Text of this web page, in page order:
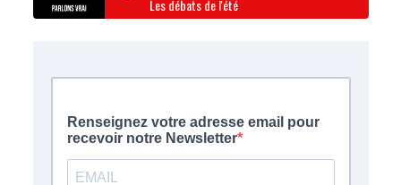
Les débats de l'été